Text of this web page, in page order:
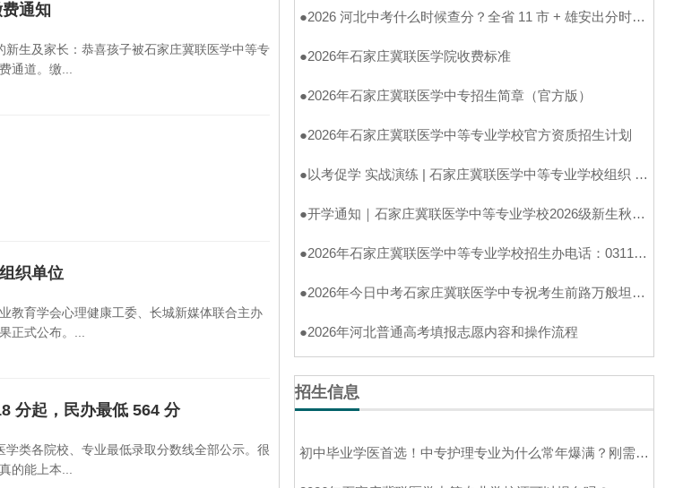
通知
通道。缴...
织单位
教育学会心理健康工委、长城新媒体联合主办
正式公布。...
分起，民办最低 564 分
类各院校、专业最低录取分数线全部公示。很
的能上本...
●2026 河北中考什么时候查分？全省 11 市 + 雄安出分时间一次性整理好
●2026年石家庄冀联医学院收费标准
●2026年石家庄冀联医学中专招生简章（官方版）
●2026年石家庄冀联医学中等专业学校官方资质招生计划
●以考促学 实战演练 | 石家庄冀联医学中等专业学校组织 2024 级升学前模拟考试
●开学通知｜石家庄冀联医学中等专业学校2026级新生秋季入学须知（官方完整版）
●2026年石家庄冀联医学中等专业学校招生办电话：0311-89257025
●2026年今日中考石家庄冀联医学中专祝考生前路万般坦途，学医亦筑高光未来
●2026年河北普通高考填报志愿内容和操作流程
招生信息
初中毕业学医首选！中专护理专业为什么常年爆满？刚需缺口大、好就业、能升学